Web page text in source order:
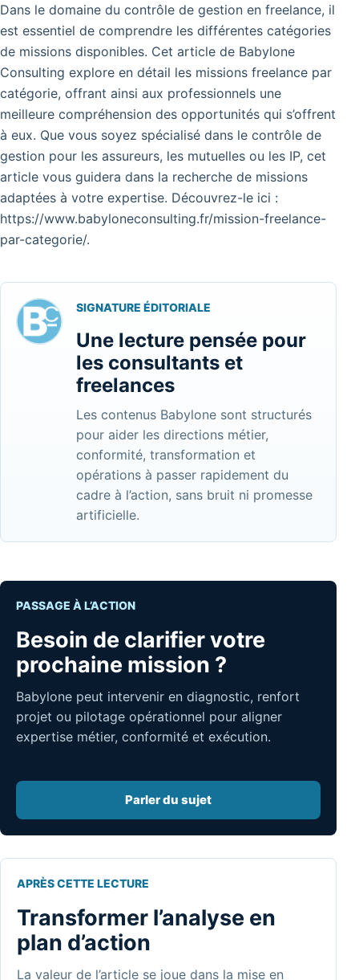
Dans le domaine du contrôle de gestion en freelance, il
est essentiel de comprendre les différentes catégories
de missions disponibles. Cet article de Babylone
Consulting explore en détail les missions freelance par
catégorie, offrant ainsi aux professionnels une
meilleure compréhension des opportunités qui s’offrent
à eux. Que vous soyez spécialisé dans le contrôle de
gestion pour les assureurs, les mutuelles ou les IP, cet
article vous guidera dans la recherche de missions
adaptées à votre expertise. Découvrez-le ici :
https://www.babyloneconsulting.fr/mission-freelance-
par-categorie/.
SIGNATURE ÉDITORIALE
Une lecture pensée pour
les consultants et
freelances
Les contenus Babylone sont structurés
pour aider les directions métier,
conformité, transformation et
opérations à passer rapidement du
cadre à l’action, sans bruit ni promesse
artificielle.
PASSAGE À L’ACTION
Besoin de clarifier votre
prochaine mission ?
Babylone peut intervenir en diagnostic, renfort
projet ou pilotage opérationnel pour aligner
expertise métier, conformité et exécution.
Parler du sujet
APRÈS CETTE LECTURE
Transformer l’analyse en
plan d’action
La valeur de l’article se joue dans la mise en